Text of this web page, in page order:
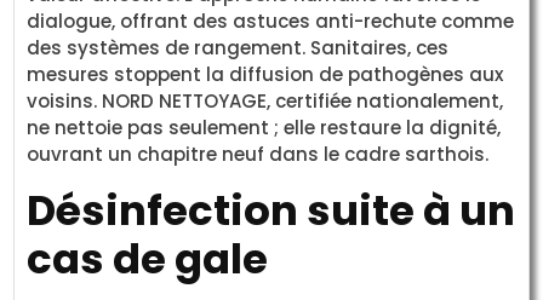
dialogue, offrant des astuces anti-rechute comme
des systèmes de rangement. Sanitaires, ces
mesures stoppent la diffusion de pathogènes aux
voisins. NORD NETTOYAGE, certifiée nationalement,
ne nettoie pas seulement ; elle restaure la dignité,
ouvrant un chapitre neuf dans le cadre sarthois.
Désinfection suite à un
cas de gale